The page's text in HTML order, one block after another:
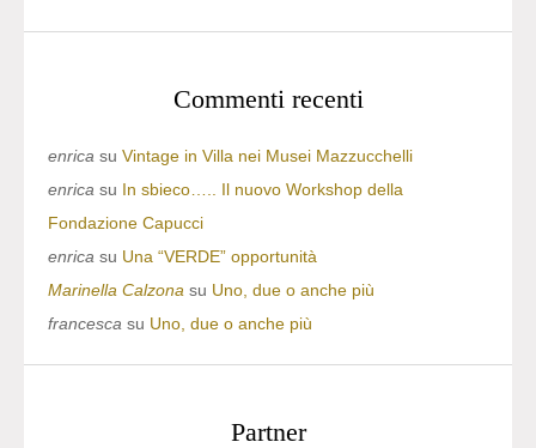
Commenti recenti
enrica su Vintage in Villa nei Musei Mazzucchelli
enrica su In sbieco….. Il nuovo Workshop della
Fondazione Capucci
enrica su Una “VERDE” opportunità
Marinella Calzona su Uno, due o anche più
francesca su Uno, due o anche più
Partner